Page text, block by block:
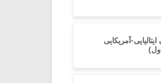
آمریکایی